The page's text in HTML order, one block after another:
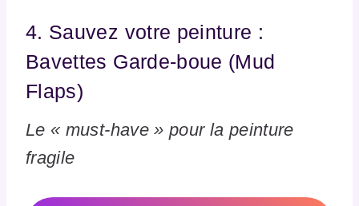
4. Sauvez votre peinture :
Bavettes Garde-boue (Mud
Flaps)
Le « must-have » pour la peinture
fragile